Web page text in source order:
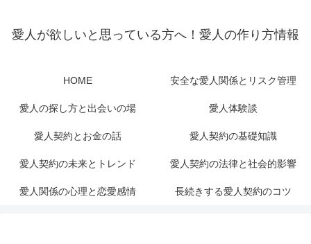
愛人が欲しいと思っている方へ！愛人の作り方情報
HOME 安全な愛人関係とリスク管理
愛人の探し方と出会いの場 愛人体験談
愛人契約とお金の話 愛人契約の基礎知識
愛人契約の未来とトレンド 愛人契約の法律と社会的影響
愛人関係の心理と恋愛感情 長続きする愛人契約のコツ